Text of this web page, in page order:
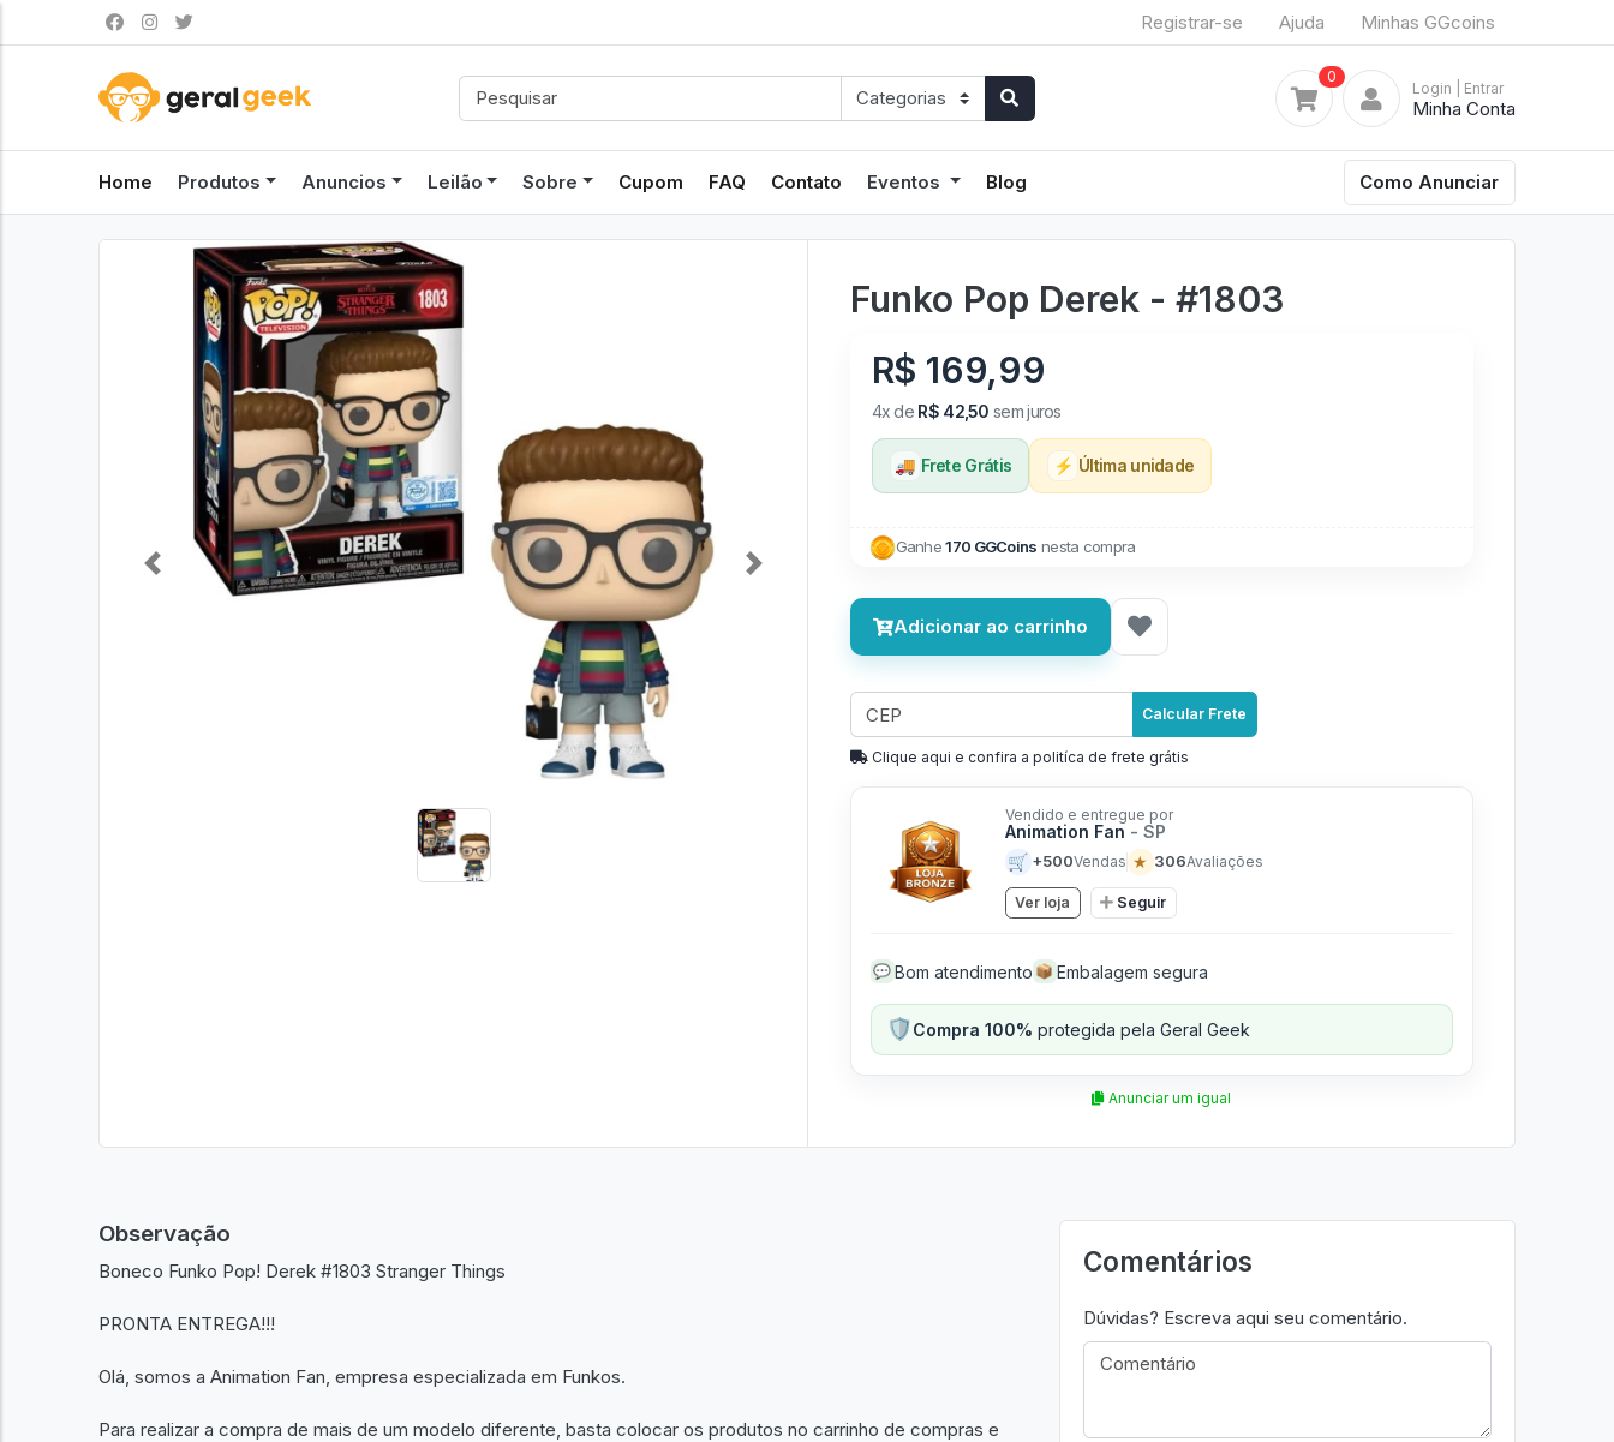
Registrar-se Ajuda Minhas GGcoins
0
Login | Entrar
Minha Conta
Home Produtos Anuncios Leilão Sobre Cupom FAQ Contato Eventos Blog Como Anunciar
Previous Next
Funko Pop Derek - #1803
R$ 169,99
4x de R$ 42,50 sem juros
🚚 Frete Grátis ⚡ Última unidade
Ganhe170 GGCoins nesta compra
Adicionar ao carrinho
Calcular Frete
Clique aqui e confira a politíca de frete grátis
Vendido e entregue por
Animation Fan - SP
🛒 +500Vendas ★ 306Avaliações
Ver loja Seguir
💬 Bom atendimento 📦 Embalagem segura
🛡️Compra 100% protegida pela Geral Geek
Anunciar um igual
Observação
Boneco Funko Pop! Derek #1803 Stranger Things
PRONTA ENTREGA!!!
Olá, somos a Animation Fan, empresa especializada em Funkos.
Para realizar a compra de mais de um modelo diferente, basta colocar os produtos no carrinho de compras e
Comentários
Dúvidas? Escreva aqui seu comentário.